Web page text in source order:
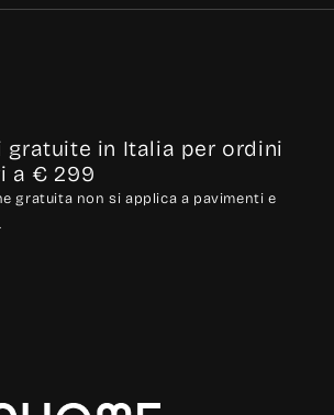
gratuite in Italia per ordini
a € 299
gratuita non si applica a pavimenti e